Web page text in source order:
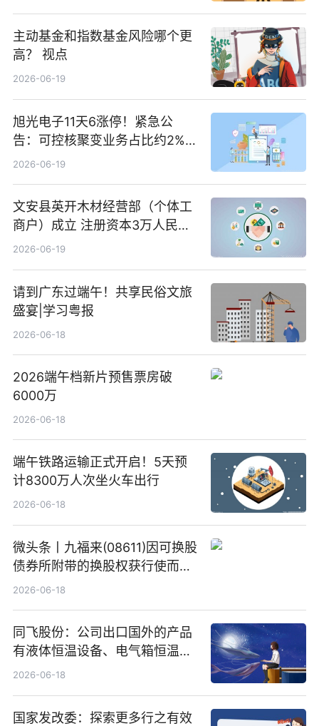
主动基金和指数基金风险哪个更
高？ 视点
2026-06-19
旭光电子11天6涨停！紧急公
告：可控核聚变业务占比约2%！
前沿热点
2026-06-19
文安县英开木材经营部（个体工
商户）成立 注册资本3万人民币
新要闻
2026-06-19
请到广东过端午！共享民俗文旅
盛宴|学习粤报
2026-06-18
2026端午档新片预售票房破
6000万
2026-06-18
端午铁路运输正式开启！5天预
计8300万人次坐火车出行
2026-06-18
微头条丨九福来(08611)因可换股
债券所附带的换股权获行使而发
行5200万股
2026-06-18
同飞股份：公司出口国外的产品
有液体恒温设备、电气箱恒温装
置、纯水冷却单元和特种换热器
2026-06-18
国家发改委：探索更多行之有效